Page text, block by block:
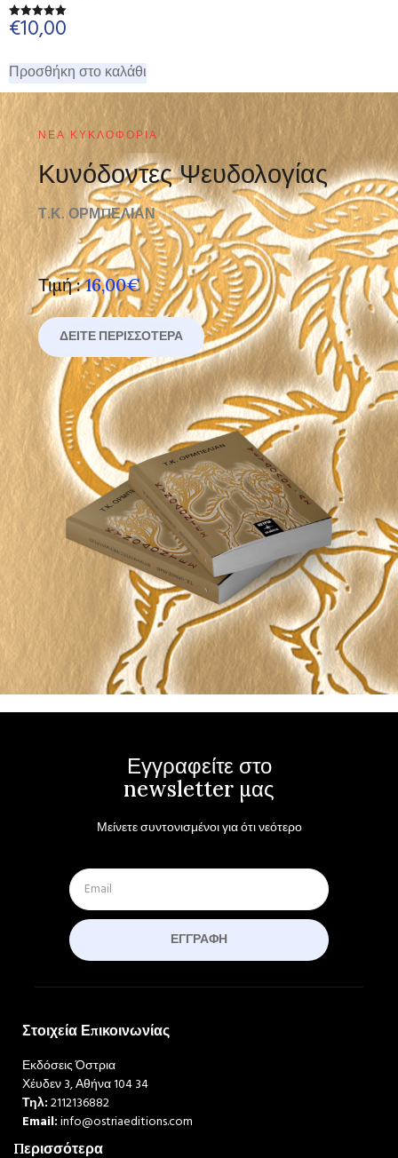
Βαθμολογήθηκε
με
€10,00
Προσθήκη στο καλάθι
ΝΈΑ ΚΥΚΛΟΦΟΡΊΑ
Κυνόδοντες Ψευδολογίας
Τ.Κ. ΟΡΜΠΕΛΙΑΝ
Τιμή : 16,00€
ΔΕΊΤΕ ΠΕΡΙΣΣΌΤΕΡΑ
Εγγραφείτε στο
newsletter μας
Μείνετε συντονισμένοι για ότι νεότερο
ΕΓΓΡΑΦΉ
Στοιχεία Επικοινωνίας
Εκδόσεις Όστρια
Χέυδεν 3, Αθήνα 104 34
Τηλ:2112136882
Email:info@ostriaeditions.com
Περισσότερα